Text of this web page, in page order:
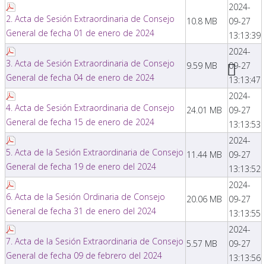
2. Acta de Sesión Extraordinaria de Consejo
General de fecha 01 de enero de 2024
10.8 MB
2024-
09-27
13:13:39
3. Acta de Sesión Extraordinaria de Consejo
General de fecha 04 de enero de 2024
9.59 MB
2024-
09-27
13:13:47
4. Acta de Sesión Extraordinaria de Consejo
General de fecha 15 de enero de 2024
24.01 MB
2024-
09-27
13:13:53
5. Acta de la Sesión Extraordinaria de Consejo
General de fecha 19 de enero del 2024
11.44 MB
2024-
09-27
13:13:52
6. Acta de la Sesión Ordinaria de Consejo
General de fecha 31 de enero del 2024
20.06 MB
2024-
09-27
13:13:55
7. Acta de la Sesión Extraordinaria de Consejo
General de fecha 09 de febrero del 2024
5.57 MB
2024-
09-27
13:13:56